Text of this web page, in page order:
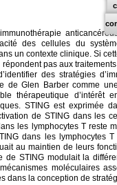
des cellules du
un contexte clinique. Si
pas aux
des stratégies
de Glen Barber comme
thérapeutique d’intérêt
STING est exprimée
de STING dans les
les lymphocytes T reste
dans les lymphocytes
au maintien de leurs
de STING modulait la
moléculaires
dans la conception de